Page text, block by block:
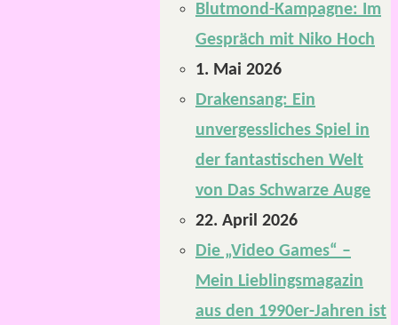
Blutmond-Kampagne: Im
Gespräch mit Niko Hoch
1. Mai 2026
Drakensang: Ein
unvergessliches Spiel in
der fantastischen Welt
von Das Schwarze Auge
22. April 2026
Die „Video Games“ –
Mein Lieblingsmagazin
aus den 1990er-Jahren ist